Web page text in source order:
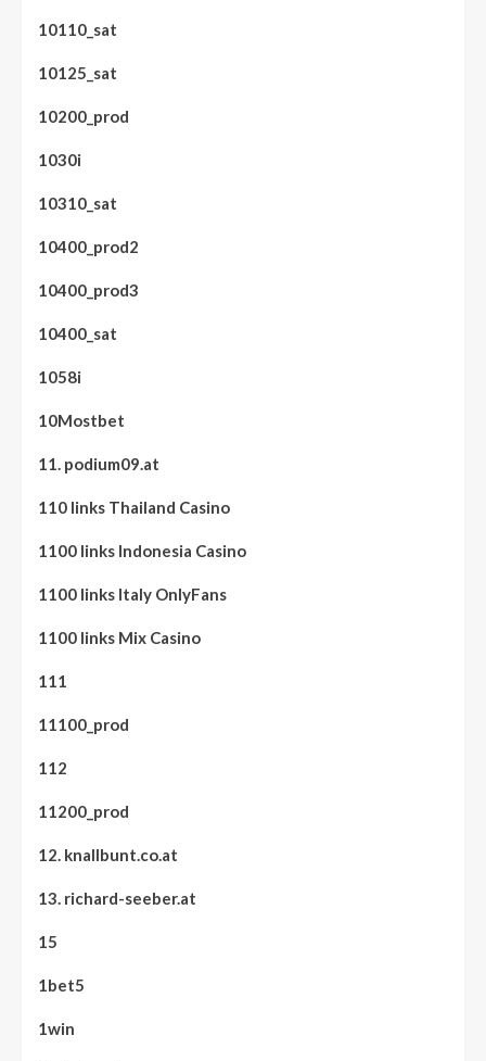
10110_sat
10125_sat
10200_prod
1030i
10310_sat
10400_prod2
10400_prod3
10400_sat
1058i
10Mostbet
11. podium09.at
110 links Thailand Casino
1100 links Indonesia Casino
1100 links Italy OnlyFans
1100 links Mix Casino
111
11100_prod
112
11200_prod
12. knallbunt.co.at
13. richard-seeber.at
15
1bet5
1win